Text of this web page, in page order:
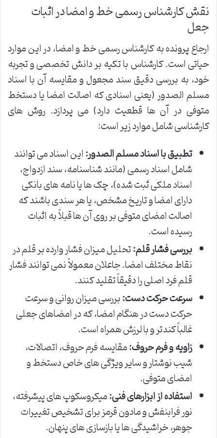
نقش کارشناس رسمی خط و امضا در اثبات
جعل
ارجاع پرونده به کارشناس رسمی خط و امضا، در این موارد
حیاتی است. کارشناس با تکیه بر دانش تخصصی و تجربه
خود، به بررسی دقیق سند مجعول و مقایسه آن با اسناد
مسلم الصدور (یعنی اسنادی که اصالت امضا یا دستخط
متوفی در آن ها قطعیت دارد) می پردازد. روش های
کارشناسی شامل موارد زیر است:
تطبیق با اسناد مسلم الصدور:این اسناد می توانند
شامل اسناد رسمی (مانند شناسنامه، سند ازدواج،
اسناد ملکی ثبت شده)، چک ها یا نامه های بانکی
دارای امضا و تاریخ مشخص، یا هر سندی باشند که
اصالت امضای متوفی بر روی آن ها قبلاً به اثبات
رسیده است.
بررسی فشار قلم:تحلیل میزان فشار وارده بر قلم در
نقاط مختلف امضا. جاعلان معمولاً نمی توانند فشار
قلم فرد اصلی را دقیقاً تقلید کنند.
سرعت حرکت دست:بررسی میزان روانی و سرعت
حرکت دست در هنگام امضا، که در امضاهای جعلی
غالباً کندتر و با لرزش همراه است.
زاویه و فرم حروف:مقایسه فرم حروف، اتصالات،
شیب نوشتار و سایر ویژگی های خاص دستخط و
امضای متوفی.
استفاده از ابزارهای فنی:میکروسکوپ های پیشرفته،
نور فرابنفش و مادون قرمز برای تشخیص تغییرات
جوهر، خراشیدگی ها یا بازسازی های پنهان.